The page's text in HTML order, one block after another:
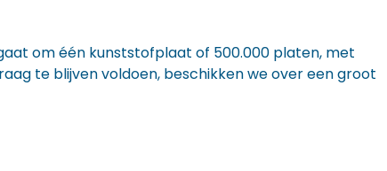
om één kunststofplaat of 500.000 platen, met
te blijven voldoen, beschikken we over een groot